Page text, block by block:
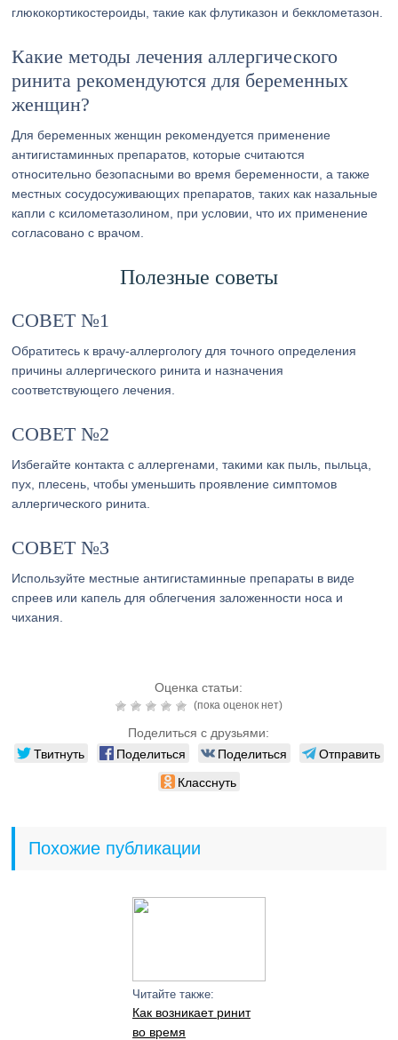
глюкокортикостероиды, такие как флутиказон и бекклометазон.
Какие методы лечения аллергического
ринита рекомендуются для беременных
женщин?
Для беременных женщин рекомендуется применение
антигистаминных препаратов, которые считаются
относительно безопасными во время беременности, а также
местных сосудосуживающих препаратов, таких как назальные
капли с ксилометазолином, при условии, что их применение
согласовано с врачом.
Полезные советы
СОВЕТ №1
Обратитесь к врачу-аллергологу для точного определения
причины аллергического ринита и назначения
соответствующего лечения.
СОВЕТ №2
Избегайте контакта с аллергенами, такими как пыль, пыльца,
пух, плесень, чтобы уменьшить проявление симптомов
аллергического ринита.
СОВЕТ №3
Используйте местные антигистаминные препараты в виде
спреев или капель для облегчения заложенности носа и
чихания.
Оценка статьи:
(пока оценок нет)
Поделиться с друзьями:
Твитнуть Поделиться Поделиться
Отправить
Класснуть
Похожие публикации
Читайте также:
Как возникает ринит
во время